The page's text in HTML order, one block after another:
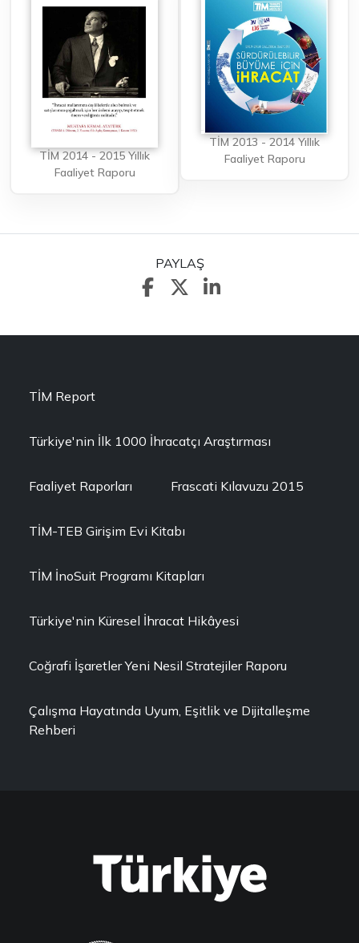
TİM 2014 - 2015 Yıllık
Faaliyet Raporu
TİM 2013 - 2014 Yıllık
Faaliyet Raporu
PAYLAŞ
TİM Report
Türkiye'nin İlk 1000 İhracatçı Araştırması
Faaliyet Raporları Frascati Kılavuzu 2015
TİM-TEB Girişim Evi Kitabı
TİM İnoSuit Programı Kitapları
Türkiye'nin Küresel İhracat Hikâyesi
Coğrafi İşaretler Yeni Nesil Stratejiler Raporu
Çalışma Hayatında Uyum, Eşitlik ve Dijitalleşme
Rehberi